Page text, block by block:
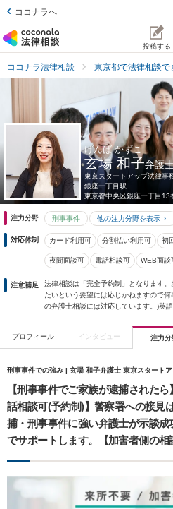
ココナラへ
投稿する
ココナラ法律相談 東京都で法律相談で
げんば かずこ
玄場 和子弁護
東京スタートアップ法律事
銀座一丁目駅
東京都中央区銀座一丁目13
注力分野 刑事事件 他の注力分野を表示
対応体制 カード利用可 分割払い利用可 初
夜間面談可 電話相談可 WEB面談
注意補足
法律相談は「完全予約制」となります。
たいという要望には応じかねますので
の弁護士相談には対応しています。)英
プロフィール インタビュー 注力分
刑事事件での強み | 玄場 和子弁護士 東京スタート
【刑事事件でご家族が逮捕された
話相談可(予約制)】警察署への接見
捕・刑事事件に強い弁護士が示談
でサポートします。【加害者側の相